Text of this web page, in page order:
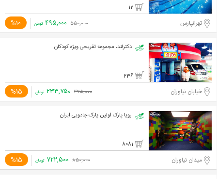
12
تهرانپارس %10 ۵۵۰,۰۰۰ ۴۹۵,۰۰۰ تومان
دکترلند، مجموعه تفریحی ویژه کودکان
236
خیابان نیاوران %15 ۲۷۵,۰۰۰ ۲۳۳,۷۵۰ تومان
رویا پارک اولین پارک جادویی ایران
8081
میدان نیاوران %15 ۸۵۰,۰۰۰ ۷۲۲,۵۰۰ تومان